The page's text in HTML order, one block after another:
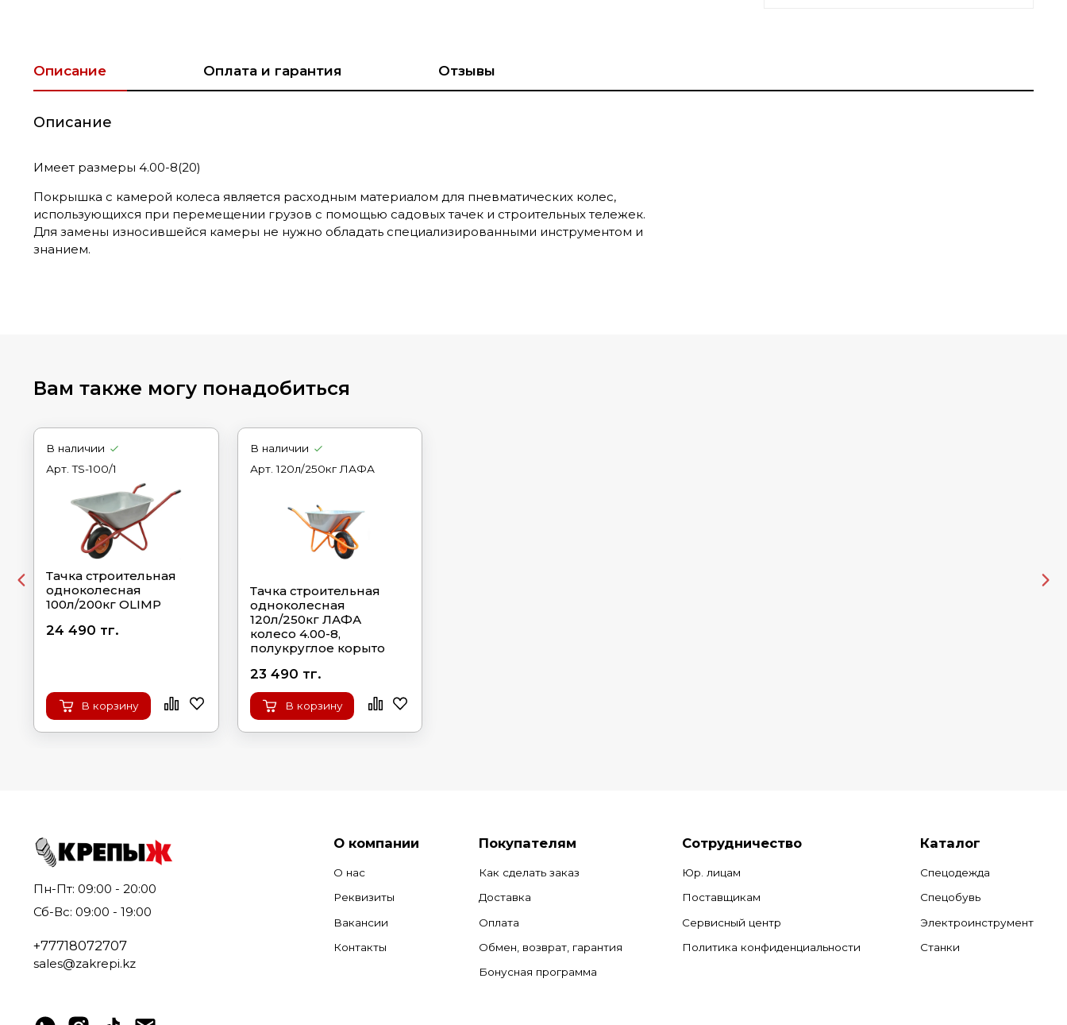
Описание Оплата и гарантия Отзывы
Описание
Имеет размеры 4.00-8(20)
Покрышка с камерой колеса является расходным материалом для пневматических колес,
использующихся при перемещении грузов с помощью садовых тачек и строительных тележек.
Для замены износившейся камеры не нужно обладать специализированными инструментом и
знанием.
Вам также могу понадобиться
В наличии
Арт.TS-100/1
Тачка строительная
одноколесная
100л/200кг OLIMP
24 490 тг.
В корзину
В наличии
Арт.120л/250кг ЛАФА
Тачка строительная
одноколесная
120л/250кг ЛАФА
колесо 4.00-8,
полукруглое корыто
23 490 тг.
В корзину
Пн-Пт: 09:00 - 20:00
Сб-Вс: 09:00 - 19:00
+77718072707
sales@zakrepi.kz
О компании
О нас
Реквизиты
Вакансии
Контакты
Покупателям
Как сделать заказ
Доставка
Оплата
Обмен, возврат, гарантия
Бонусная программа
Сотрудничество
Юр. лицам
Поставщикам
Сервисный центр
Политика конфиденциальности
Каталог
Спецодежда
Спецобувь
Электроинструмент
Станки